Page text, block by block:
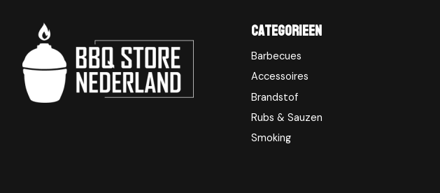
Categorieen
Barbecues
Accessoires
Brandstof
Rubs & Sauzen
Smoking